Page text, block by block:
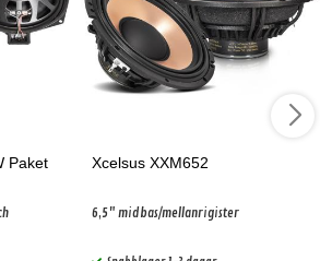
Paket Xcelsus XXM652
6,5" midbas/mellanrigister